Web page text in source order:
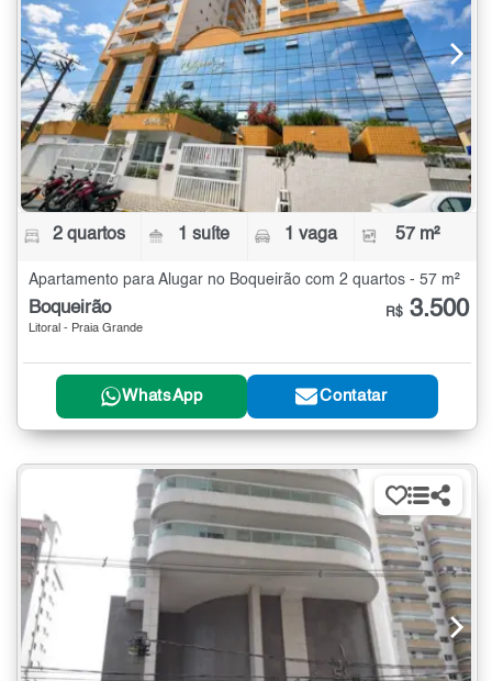
2 quartos 1 suíte 1 vaga 57 m²
Apartamento para Alugar no Boqueirão com 2 quartos - 57 m²
Boqueirão
Litoral - Praia Grande
R$ 3.500
WhatsApp Contatar